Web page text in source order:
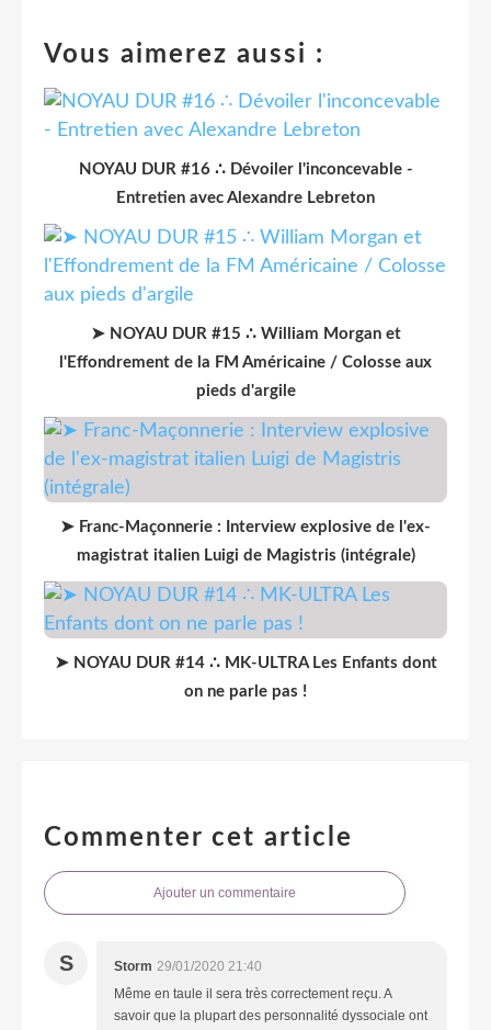
Vous aimerez aussi :
NOYAU DUR #16 ∴ Dévoiler l'inconcevable -
Entretien avec Alexandre Lebreton
➤ NOYAU DUR #15 ∴ William Morgan et
l'Effondrement de la FM Américaine / Colosse aux
pieds d'argile
➤ Franc-Maçonnerie : Interview explosive de l'ex-
magistrat italien Luigi de Magistris (intégrale)
➤ NOYAU DUR #14 ∴ MK-ULTRA Les Enfants dont
on ne parle pas !
Commenter cet article
Ajouter un commentaire
S Storm 29/01/2020 21:40
Même en taule il sera très correctement reçu. A
savoir que la plupart des personnalité dyssociale ont